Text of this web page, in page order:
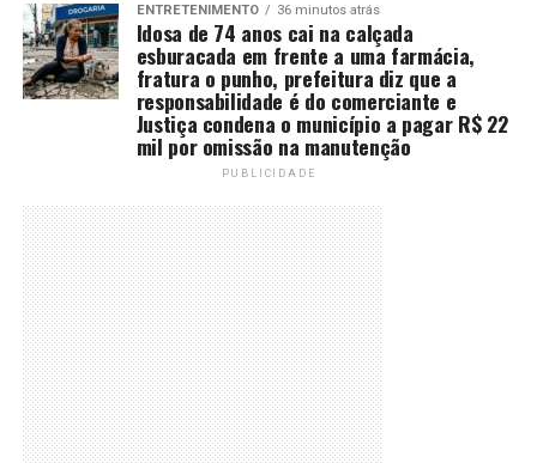
ENTRETENIMENTO 36 minutos atrás
Idosa de 74 anos cai na calçada
esburacada em frente a uma farmácia,
fratura o punho, prefeitura diz que a
responsabilidade é do comerciante e
Justiça condena o município a pagar R$ 22
mil por omissão na manutenção
PUBLICIDADE